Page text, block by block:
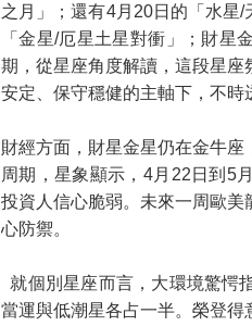
之月」；還有4月20日的「水星
「金星/厄星土星對衝」；財星
期，從星座角度解讀，這段星
安定、保守穩健的主軸下，不時
財經方面，財星金星仍在金牛
周期，星象顯示，4月22日到5
投資人信心脆弱。未來一周歐
心防禦。
就個別星座而言，大環境驚愕
當運與低潮星各占一半。榮登